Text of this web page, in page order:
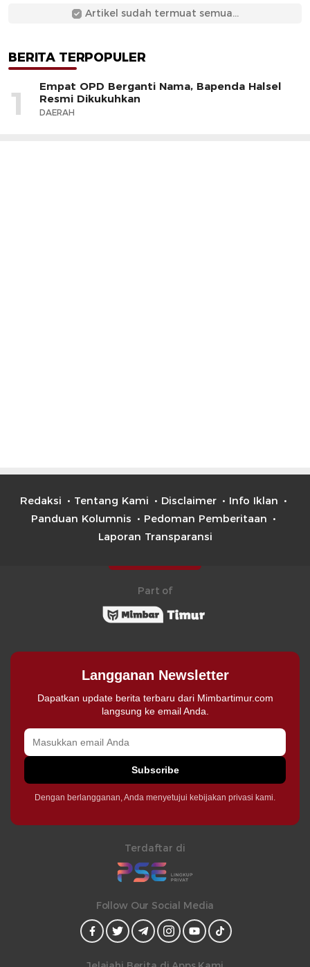
Artikel sudah termuat semua...
BERITA TERPOPULER
1
Empat OPD Berganti Nama, Bapenda Halsel
Resmi Dikukuhkan
DAERAH
Redaksi Tentang Kami Disclaimer
Info Iklan
Panduan Kolumnis
Pedoman Pemberitaan
Laporan Transparansi
Part of
Langganan Newsletter
Dapatkan update berita terbaru dari Mimbartimur.com
langsung ke email Anda.
Subscribe
Dengan berlangganan, Anda menyetujui kebijakan privasi kami.
Terdaftar di
Follow Our Social Media